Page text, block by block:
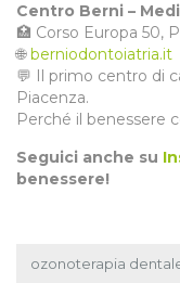
Centro Berni –
🏥 Corso Europa 50,
🌐 berniodontoiatria.it
💬 Il primo centro di
Piacenza.
Perché il benessere
Seguici anche su
benessere!
ozonoterapia